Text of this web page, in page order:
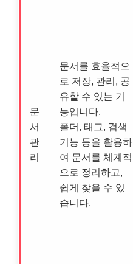
문
서
관
리
문서를 효율적으
로 저장, 관리, 공
유할 수 있는 기
능입니다.
폴더, 태그, 검색
기능 등을 활용하
여 문서를 체계적
으로 정리하고,
쉽게 찾을 수 있
습니다.